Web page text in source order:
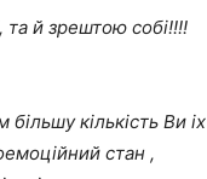
й зрештою собі!!!!
кількість Ви іх
стан ,